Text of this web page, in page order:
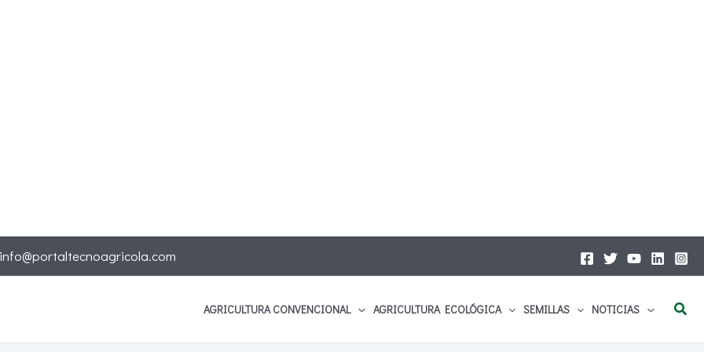
info@portaltecnoagricola.com
AGRICULTURA CONVENCIONAL AGRICULTURA ECOLÓGICA SEMILLAS NOTICIAS